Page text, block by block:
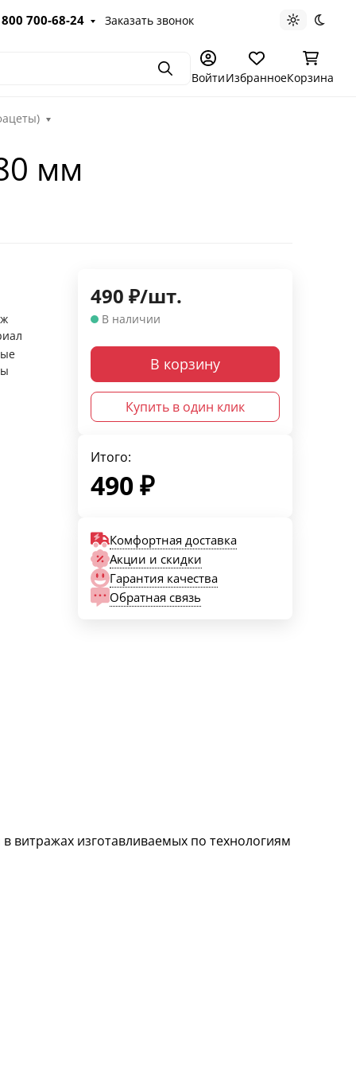
700-68-24 Заказать звонок Светлая
ПоискВойтиИзбранноеКорзина
мм
490 ₽/шт.
В наличии
В корзину
Купить в один клик
Итого:
490₽
Комфортная доставка
Акции и скидки
Гарантия качества
Обратная связь
витражах изготавливаемых по технологиям